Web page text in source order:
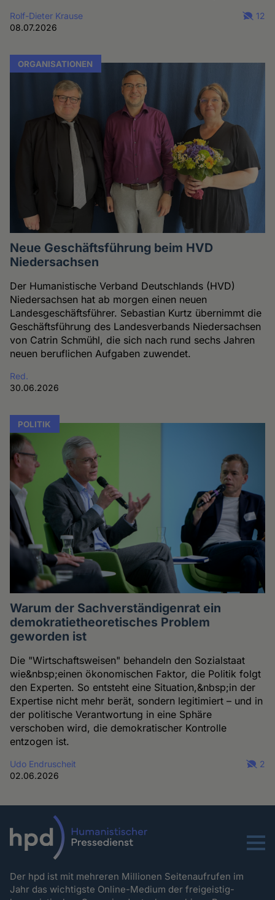
Rolf-Dieter Krause
08.07.2026
12
ORGANISATIONEN
Neue Geschäftsführung beim HVD
Niedersachsen
Der Humanistische Verband Deutschlands (HVD)
Niedersachsen hat ab morgen einen neuen
Landesgeschäftsführer. Sebastian Kurtz übernimmt die
Geschäftsführung des Landesverbands Niedersachsen
von Catrin Schmühl, die sich nach rund sechs Jahren
neuen beruflichen Aufgaben zuwendet.
Red.
30.06.2026
POLITIK
Warum der Sachverständigenrat ein
demokratietheoretisches Problem
geworden ist
Die "Wirtschaftsweisen" behandeln den Sozialstaat
wie&nbsp;einen ökonomischen Faktor, die Politik folgt
den Experten. So entsteht eine Situation,&nbsp;in der
Expertise nicht mehr berät, sondern legitimiert – und in
der politische Verantwortung in eine Sphäre
verschoben wird, die demokratischer Kontrolle
entzogen ist.
Udo Endruscheit
02.06.2026
2
Menu
Der hpd ist mit mehreren Millionen Seitenaufrufen im
Jahr das wichtigste Online-Medium der freigeistig-